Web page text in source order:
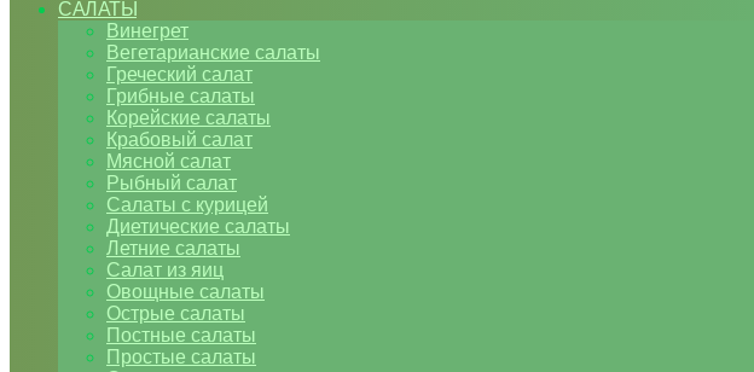
САЛАТЫ
Винегрет
Вегетарианские салаты
Греческий салат
Грибные салаты
Корейские салаты
Крабовый салат
Мясной салат
Рыбный салат
Салаты с курицей
Диетические салаты
Летние салаты
Салат из яиц
Овощные салаты
Острые салаты
Постные салаты
Простые салаты